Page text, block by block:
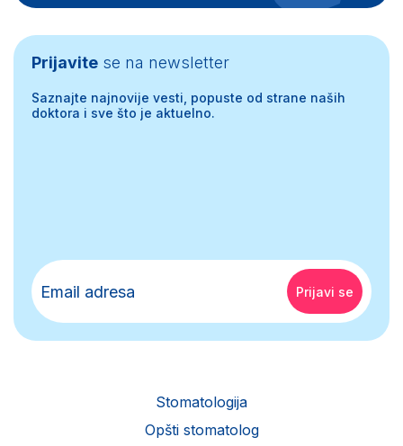
Prijavite se na newsletter
Saznajte najnovije vesti, popuste od strane naših
doktora i sve što je aktuelno.
Stomatologija
Opšti stomatolog